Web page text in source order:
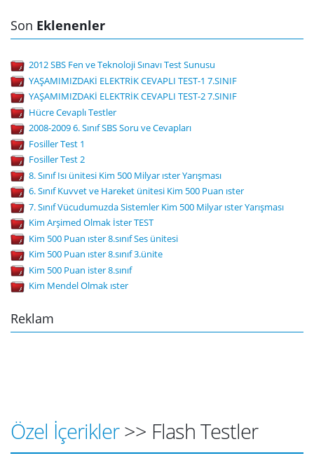
Son Eklenenler
2012 SBS Fen ve Teknoloji Sınavı Test Sunusu
YAŞAMIMIZDAKİ ELEKTRİK CEVAPLI TEST-1 7.SINIF
YAŞAMIMIZDAKİ ELEKTRİK CEVAPLI TEST-2 7.SINIF
Hücre Cevaplı Testler
2008-2009 6. Sınıf SBS Soru ve Cevapları
Fosiller Test 1
Fosiller Test 2
8. Sınıf Isı ünitesi Kim 500 Milyar ıster Yarışması
6. Sınıf Kuvvet ve Hareket ünitesi Kim 500 Puan ıster
7. Sınıf Vücudumuzda Sistemler Kim 500 Milyar ıster Yarışması
Kim Arşimed Olmak İster TEST
Kim 500 Puan ıster 8.sınıf Ses ünitesi
Kim 500 Puan ıster 8.sınıf 3.ünite
Kim 500 Puan ister 8.sınıf
Kim Mendel Olmak ıster
Reklam
Özel İçerikler>> Flash Testler